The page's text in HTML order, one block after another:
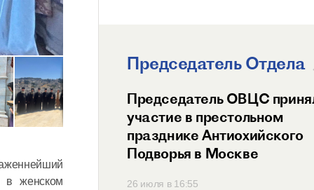
в женском
Председатель Отдела
Волоколамский Председатель ОВЦС
участие в престольном
празднике Антиохийского
Подворья в Москве
26 июля в 16:55